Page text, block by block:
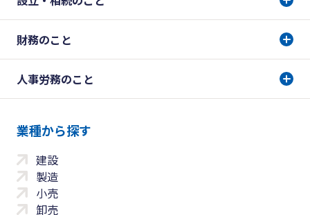
財務のこと
人事労務のこと
業種から探す
建設
製造
小売
卸売